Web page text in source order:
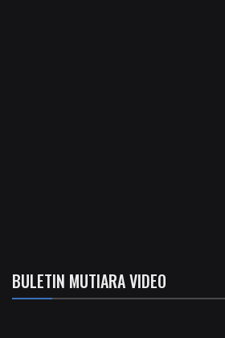
BULETIN MUTIARA VIDEO